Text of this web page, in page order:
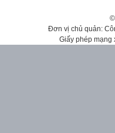
Đơn vị chủ quản:
Giấy phép mạng